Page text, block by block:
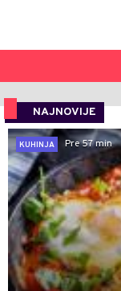
NAJNOVIJE
KUHINJA
Pre 57 min